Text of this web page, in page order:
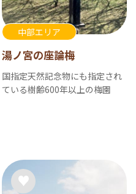
中部エリア
湯ノ宮の座論梅
国指定天然記念物にも指定され
ている樹齢600年以上の梅園